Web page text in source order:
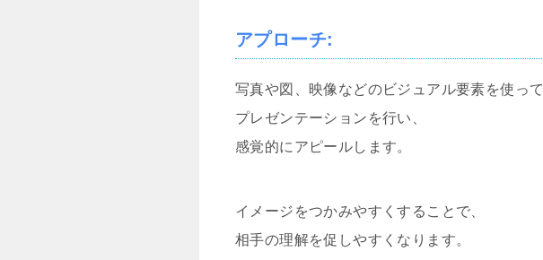
アプローチ:
写真や図、映像などのビジュアル要素を使って
プレゼンテーションを行い、
感覚的にアピールします。
イメージをつかみやすくすることで、
相手の理解を促しやすくなります。